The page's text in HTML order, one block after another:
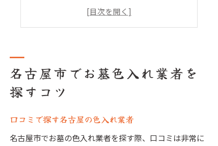
信頼できる業者の特徴とは
安心できるお墓色入れ業者の選び方
色入れ業者選びの基本ステップ
アフターサービスのチェックポイント
安心のための業者選びのポイント
名古屋市でお墓色入れ業者を
探すコツ
口コミで探す名古屋の色入れ業者
名古屋市でお墓の色入れ業者を探す際、口コミは非常に